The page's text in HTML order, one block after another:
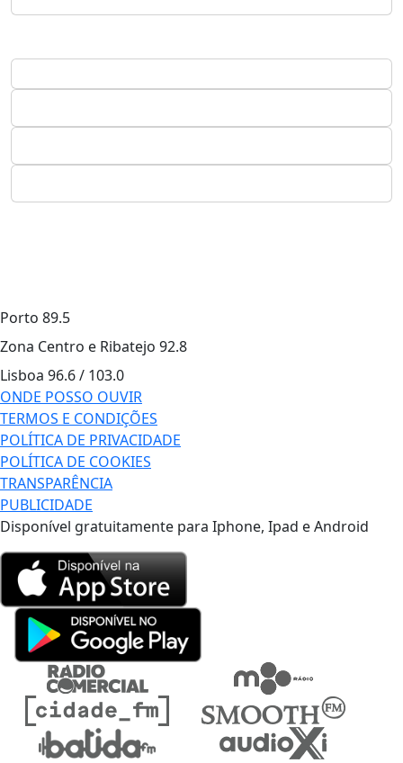
Porto 89.5
Zona Centro e Ribatejo 92.8
Lisboa 96.6 / 103.0
ONDE POSSO OUVIR
TERMOS E CONDIÇÕES
POLÍTICA DE PRIVACIDADE
POLÍTICA DE COOKIES
TRANSPARÊNCIA
PUBLICIDADE
Disponível gratuitamente para Iphone, Ipad e Android